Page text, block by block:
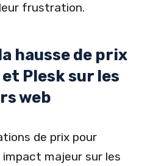
frustration.
hausse de prix
Plesk sur les
web
de prix pour
majeur sur les